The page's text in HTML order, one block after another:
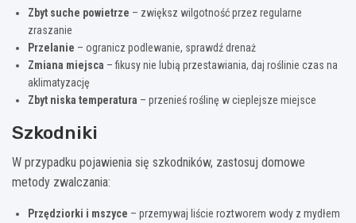
Zbyt suche powietrze – zwiększ wilgotność przez regularne
zraszanie
Przelanie – ogranicz podlewanie, sprawdź drenaż
Zmiana miejsca – fikusy nie lubią przestawiania, daj roślinie czas na
aklimatyzację
Zbyt niska temperatura – przenieś roślinę w cieplejsze miejsce
Szkodniki
W przypadku pojawienia się szkodników, zastosuj domowe
metody zwalczania:
Przędziorki i mszyce – przemywaj liście roztworem wody z mydłem